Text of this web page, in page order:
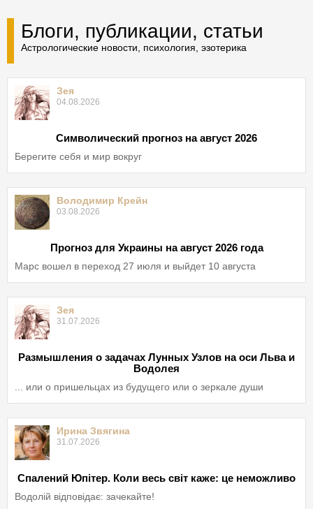
Блоги, публикации, статьи
Астрологические новости, психология, эзотерика
Зея
04.08.2026
Символический прогноз на август 2026
Берегите себя и мир вокруг
Володимир Крейн
03.08.2026
Прогноз для Украины на август 2026 года
Марс вошел в переход 27 июля и выйдет 10 августа
Зея
31.07.2026
Размышления о задачах Лунных Узлов на оси Льва и
Водолея
... или о пришельцах из будущего или о зеркале души
Ирина Звягина
31.07.2026
Спалений Юпітер. Коли весь світ каже: це неможливо
Водолій відповідає: зачекайте!